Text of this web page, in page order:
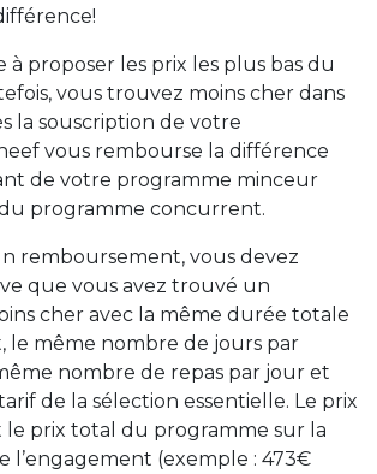
à proposer les prix les plus bas du
vous trouvez moins cher dans
la souscription de votre
vous rembourse la différence
de votre programme minceur
programme concurrent.
remboursement, vous devez
que vous avez trouvé un
cher avec la même durée totale
le même nombre de jours par
nombre de repas par jour et
de la sélection essentielle. Le prix
le prix total du programme sur la
l’engagement (exemple : 473€